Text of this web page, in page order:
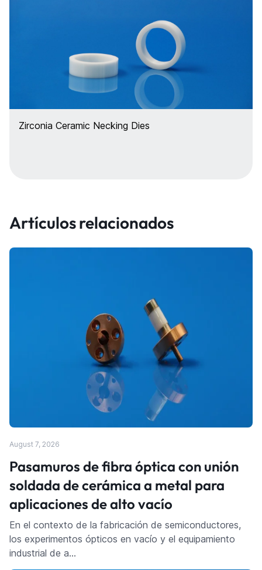
Zirconia Ceramic Necking Dies
Artículos relacionados
August 7, 2026
Pasamuros de fibra óptica con unión
soldada de cerámica a metal para
aplicaciones de alto vacío
En el contexto de la fabricación de semiconductores,
los experimentos ópticos en vacío y el equipamiento
industrial de a…